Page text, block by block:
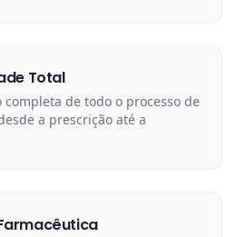
Total
completa de todo o processo de
a prescrição até a